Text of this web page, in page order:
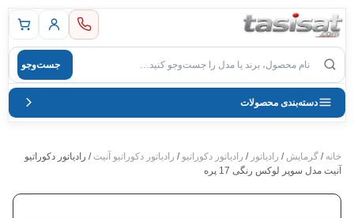
اصلی
جست‌وجو
دسته‌بندی محصولات
خانه / گرمایش / رادیاتور / رادیاتور دکوراتیو / رادیاتور دکوراتیو آنیت / رادیاتور دکوراتیو
آنیت مدل سوپر لوکس رنگی 17 پره